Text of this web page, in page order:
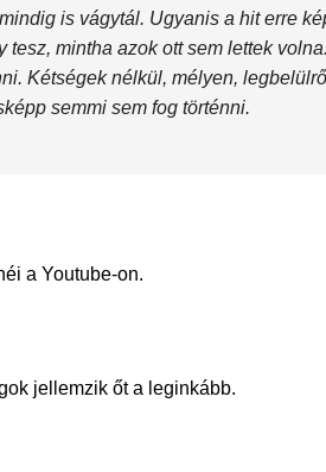
is vágytál. Ugyanis a hit erre
mintha azok ott sem lettek
Kétségek nélkül, mélyen,
semmi sem fog történni.
a Youtube-on.
jellemzik őt a leginkább.